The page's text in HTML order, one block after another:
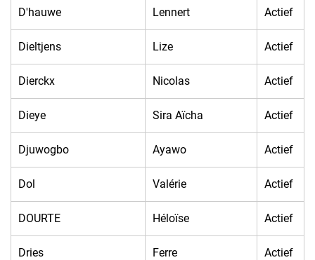
D'hauwe Lennert Actief
Dieltjens Lize Actief
Dierckx Nicolas Actief
Dieye Sira Aïcha Actief
Djuwogbo Ayawo Actief
Dol Valérie Actief
DOURTE Héloïse Actief
Dries Ferre Actief